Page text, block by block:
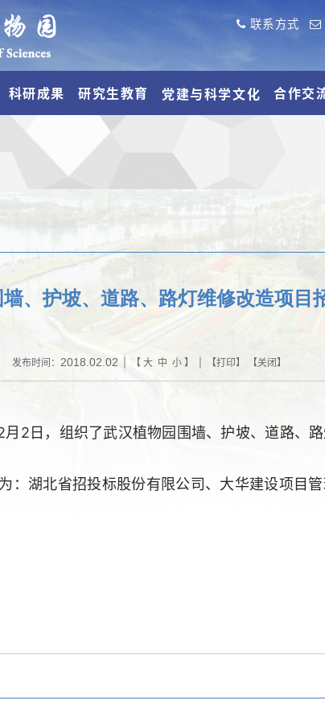
联系方式
科研成果 研究生教育 党建与科学文化 合作交
、护坡、道路、路灯维修改造项目
发布时间： 2018.02.02 | 【 大 中 小】 | 【打印】 【关闭】
月2日 ，组织了武汉植物园围墙、护坡、道路、
：湖北省招投标股份有限公司、大华建设项目